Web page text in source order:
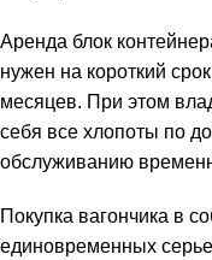
Аренда блок
нужен на короткий
месяцев. При этом
себя все хлопоты по
обслуживанию
Покупка вагончика в
единовременных